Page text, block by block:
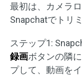
最初は、カメラ
Snapchatでトリ
ステップ1:
録画ボタンの隣
プして、動画を